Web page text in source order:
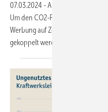
07.03.2024 -Außenwerbung ist
Um den CO2-Fußabdruck zu
Werbung auf Zeiten mit hohem
gekoppeltwerden.